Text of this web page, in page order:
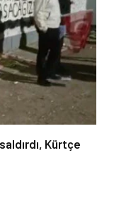
saldırdı, Kürtçe